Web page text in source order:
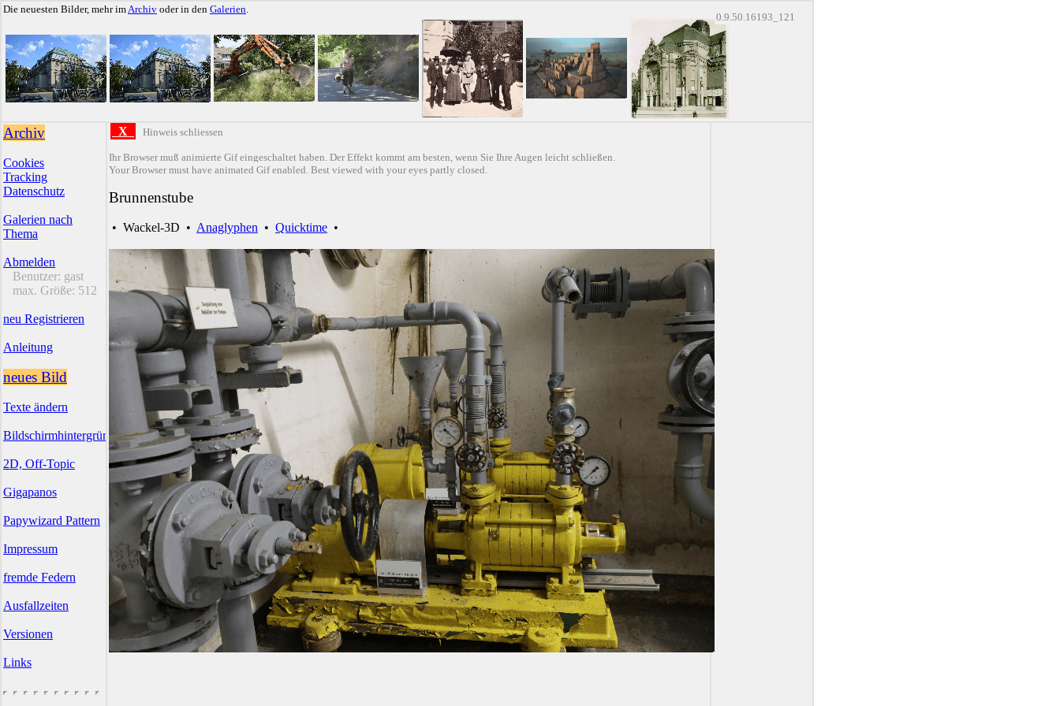
Die neuesten Bilder, mehr imArchiv oder in den Galerien.
0.9.50.16193_121
Archiv
Cookies
Tracking
Datenschutz
Galerien nach
Thema
Abmelden
Benutzer: gast
max. Größe: 512
neu Registrieren
Anleitung
neues Bild
Texte ändern
Bildschirmhintergründe
2D, Off-Topic
Gigapanos
Papywizard Pattern
Impressum
fremde Federn
Ausfallzeiten
Versionen
Links
X Hinweis schliessen
Ihr Browser muß animierte Gif eingeschaltet haben. Der Effekt kommt am besten, wenn Sie Ihre Augen leicht schließen.
Your Browser must have animated Gif enabled. Best viewed with your eyes partly closed.
Brunnenstube
• Wackel-3D • Anaglyphen • Quicktime •